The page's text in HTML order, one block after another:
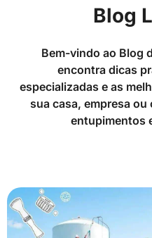
Blog
Bem-vindo ao Blog
encontra dicas
especializadas e as
sua casa, empresa
entupimentos